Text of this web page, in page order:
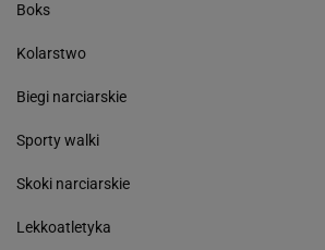
Boks
Kolarstwo
Biegi narciarskie
Sporty walki
Skoki narciarskie
Lekkoatletyka